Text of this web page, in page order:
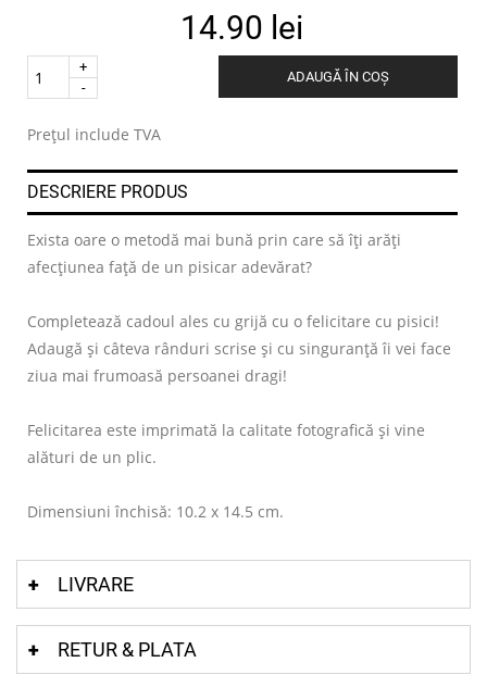
14.90 lei
Quantity
ADAUGĂ ÎN COȘ
Prețul include TVA
DESCRIERE PRODUS
Exista oare o metodă mai bună prin care să îți arăți
afecțiunea față de un pisicar adevărat?
Completează cadoul ales cu grijă cu o felicitare cu pisici!
Adaugă și câteva rânduri scrise și cu singuranță îi vei face
ziua mai frumoasă persoanei dragi!
Felicitarea este imprimată la calitate fotografică și vine
alături de un plic.
Dimensiuni închisă: 10.2 x 14.5 cm.
LIVRARE
RETUR & PLATA